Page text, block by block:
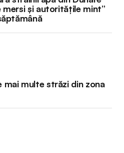
mersi și autoritățile mint”
mai multe străzi din zona